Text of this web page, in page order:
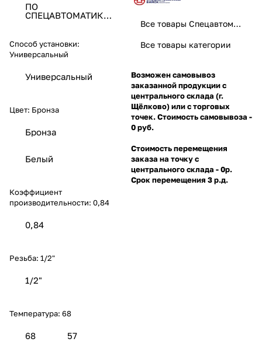
ПО
СПЕЦАВТОМАТИКА
Способ установки:
Универсальный
Универсальный
Цвет: Бронза
Бронза
Белый
Коэффициент
производительности: 0,84
0,84
Резьба: 1/2"
1/2"
Температура: 68
68 57
Все товары Спецавтоматика
Все товары категории
Возможен самовывоз
заказанной продукции с
центрального склада (г.
Щёлково) или с торговых
точек. Стоимость самовывоза -
0 руб.
Стоимость перемещения
заказа на точку с
центрального склада - 0р.
Срок перемещения 3 р.д.